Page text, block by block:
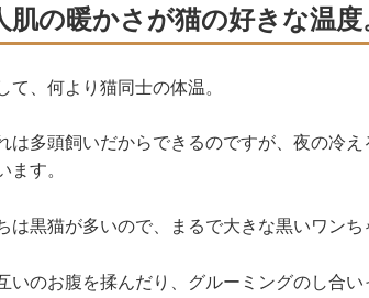
肌の暖かさが猫の好きな温
て、何より猫同士の体温。
は多頭飼いだからできるのですが、夜の冷
ます。
は黒猫が多いので、まるで大きな黒いワンち
いのお腹を揉んだり、グルーミングのし合